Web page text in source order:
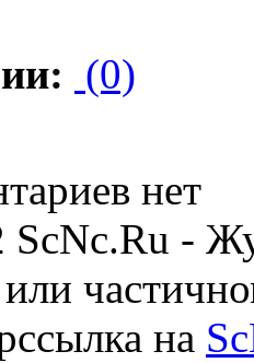
(0)
нет
-
на